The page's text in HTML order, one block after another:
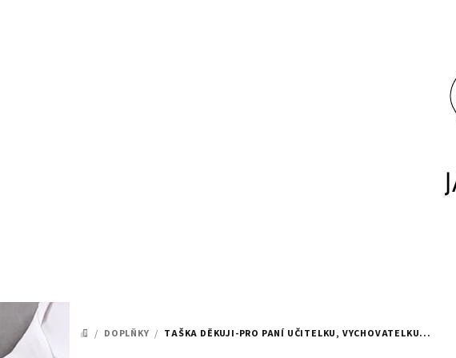
DOMŮ
/ DOPLŇKY / TAŠKA DĚKUJI-PRO PANÍ UČITELKU, VYCHOVATELKU...